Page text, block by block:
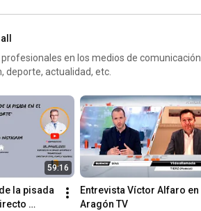
en los medios de comunicación
deporte, actualidad, etc.
59:16
la pisada
Entrevista Víctor Alfaro en
Aragón TV